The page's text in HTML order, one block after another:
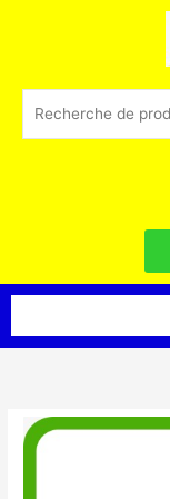
pour :
quantité
de